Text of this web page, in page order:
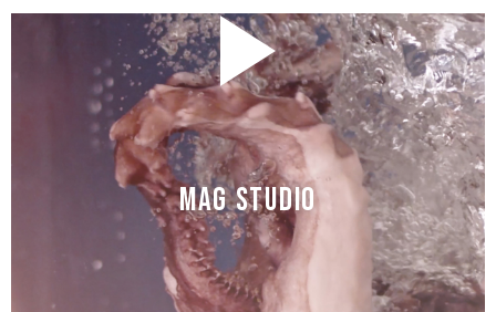
MAG STUDIO